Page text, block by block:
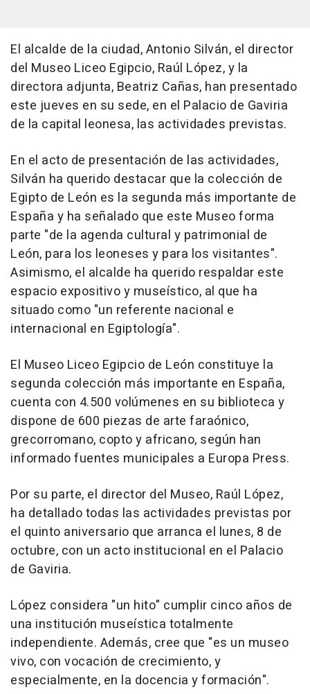
El alcalde de la ciudad, Antonio Silván, el director
del Museo Liceo Egipcio, Raúl López, y la
directora adjunta, Beatriz Cañas, han presentado
este jueves en su sede, en el Palacio de Gaviria
de la capital leonesa, las actividades previstas.
En el acto de presentación de las actividades,
Silván ha querido destacar que la colección de
Egipto de León es la segunda más importante de
España y ha señalado que este Museo forma
parte "de la agenda cultural y patrimonial de
León, para los leoneses y para los visitantes".
Asimismo, el alcalde ha querido respaldar este
espacio expositivo y museístico, al que ha
situado como "un referente nacional e
internacional en Egiptología".
El Museo Liceo Egipcio de León constituye la
segunda colección más importante en España,
cuenta con 4.500 volúmenes en su biblioteca y
dispone de 600 piezas de arte faraónico,
grecorromano, copto y africano, según han
informado fuentes municipales a Europa Press.
Por su parte, el director del Museo, Raúl López,
ha detallado todas las actividades previstas por
el quinto aniversario que arranca el lunes, 8 de
octubre, con un acto institucional en el Palacio
de Gaviria.
López considera "un hito" cumplir cinco años de
una institución museística totalmente
independiente. Además, cree que "es un museo
vivo, con vocación de crecimiento, y
especialmente, en la docencia y formación".